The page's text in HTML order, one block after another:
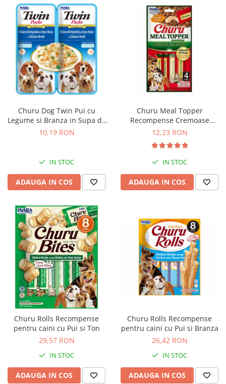
Jucarii Pisici
Genti, Custi Transport
Castroane, Boluri si Accesorii
Antiparazitare
Solutii educative si antistres
Lese, zgarzi si hamuri
Churu Dog Twin Pui cu
Legume si Branza in Supa de
Pui
10,19 RON
IN STOC
ADAUGA IN COS
Churu Meal Topper
Recompense Cremoase
pentru Caini Reteta cu Pui si
12,23 RON
IN STOC
ADAUGA IN COS
Churu Rolls Recompense
pentru caini cu Pui si Ton
29,57 RON
IN STOC
ADAUGA IN COS
Churu Rolls Recompense
pentru caini cu Pui si Branza
26,42 RON
IN STOC
ADAUGA IN COS